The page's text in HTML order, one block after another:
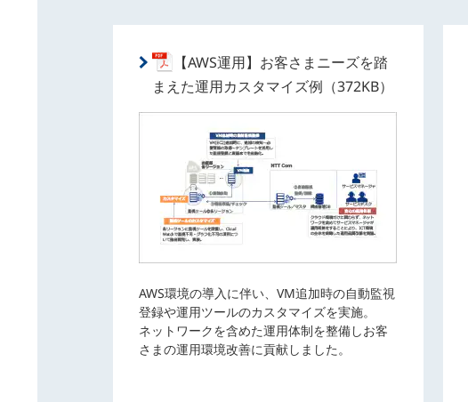
【AWS運用】お客さまニーズを踏
まえた運用カスタマイズ例（372KB）
AWS環境の導入に伴い、VM追加時の自動監視
登録や運用ツールのカスタマイズを実施。
ネットワークを含めた運用体制を整備しお客
さまの運用環境改善に貢献しました。